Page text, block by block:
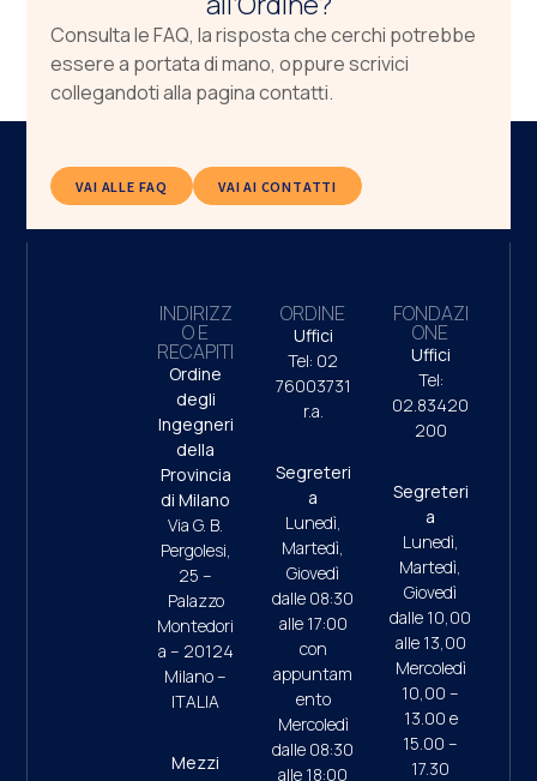
Consulta le FAQ, la risposta che cerchi potrebbe
essere a portata di mano, oppure scrivici
collegandoti alla pagina contatti.
VAI ALLE FAQ VAI AI CONTATTI
INDIRIZZ
O E
RECAPITI
Ordine
degli
Ingegneri
della
Provincia
di Milano
Via G. B.
Pergolesi,
25 –
Palazzo
Montedori
a – 20124
Milano –
ITALIA
Mezzi
ORDINE
Uffici
Tel: 02
76003731
r.a.
Segreteri
a
Lunedì,
Martedì,
Giovedì
dalle 08:30
alle 17:00
con
appuntam
ento
Mercoledì
dalle 08:30
alle 18:00
FONDAZI
ONE
Uffici
Tel:
02.83420
200
Segreteri
a
Lunedì,
Martedì,
Giovedì
dalle 10,00
alle 13,00
Mercoledì
10,00 –
13.00 e
15.00 –
17.30